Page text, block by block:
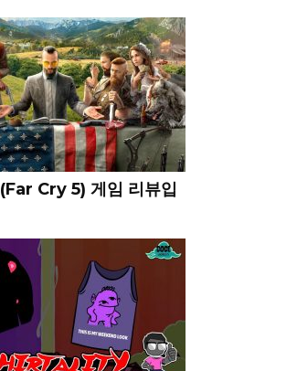
Cry 5) 게임 리뷰입